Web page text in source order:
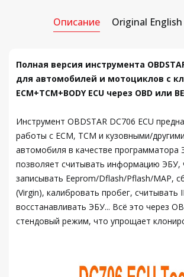
Описание Original
Полная версия инструмента
для автомобилей и мотоциклов с
ECM+TCM+BODY ECU через OBD или
Инструмент OBDSTAR DC706 ECU
работы с ECM, TCM и кузовными/
автомобиля в качестве программатора
позволяет считывать информацию ЭБУ,
записывать Eeprom/Dflash/Pflash/MAP,
(Virgin), калибровать пробег, считывать
восстанавливать ЭБУ... Всё это через
стендовый режим, что упрощает